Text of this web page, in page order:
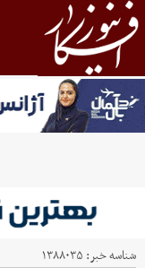
شناسه خبر: ۱۳۸۸۰۳۵